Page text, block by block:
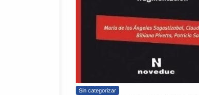
Sin categorizar